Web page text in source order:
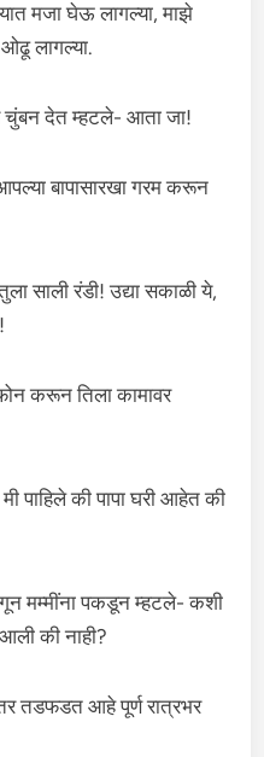
मजा घेऊ लागल्या, माझे
लागल्या.
चुंबन देत म्हटले- आता जा!
बापासारखा गरम करून
साली रंडी! उद्या सकाळी ये,
करून तिला कामावर
पाहिले की पापा घरी आहेत की
मम्मींना पकडून म्हटले- कशी
की नाही?
तर तडफडत आहे पूर्ण रात्रभर